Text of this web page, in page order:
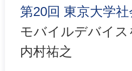
第20回 東京大学
モバイルデバイ
内村祐之